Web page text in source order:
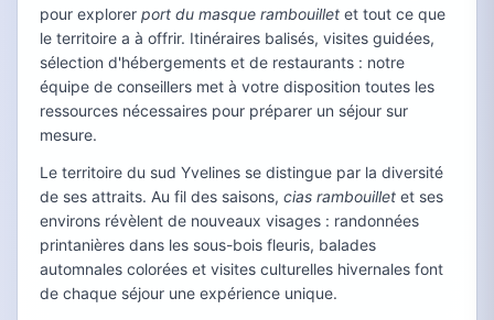
pour explorer port du masque rambouillet et tout ce que
le territoire a à offrir. Itinéraires balisés, visites guidées,
sélection d'hébergements et de restaurants : notre
équipe de conseillers met à votre disposition toutes les
ressources nécessaires pour préparer un séjour sur
mesure.
Le territoire du sud Yvelines se distingue par la diversité
de ses attraits. Au fil des saisons, cias rambouillet et ses
environs révèlent de nouveaux visages : randonnées
printanières dans les sous-bois fleuris, balades
automnales colorées et visites culturelles hivernales font
de chaque séjour une expérience unique.